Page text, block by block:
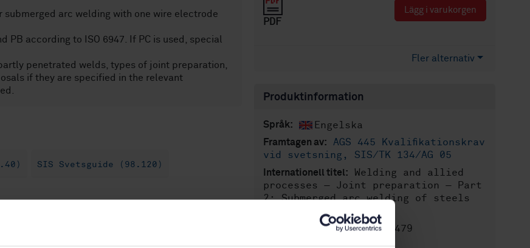
arc welding with one wire electrode
PB according to ISO 6947. If PC is used, special
penetrated welds, types of joint preparation,
if they are specified in the relevant
SIS Svetsguide (98.120)
PDF
Lägg i varukorgen
Fler alternativ
Produktinformation
Språk: Engelska
Framtagen av:
AGS 445 Kvalifikationskrav
vid svetsning, SIS/TK 134/AG 05
Internationell titel:
Welding and allied
processes — Joint preparation — Part
2: Submerged arc welding of steels
(ISO 9692-2:2024, IDT)
Artikelnummer: STD-82087479